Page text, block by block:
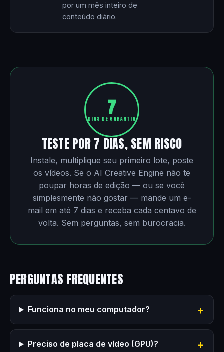
por um mês inteiro de
conteúdo diário.
7
DIAS DE GARANTIA
TESTE POR 7 DIAS, SEM RISCO
Instale, multiplique seu primeiro lote, poste
os vídeos. Se o AI Creative Engine não te
poupar horas de edição — ou se você
simplesmente não gostar — mande um e-
mail em até 7 dias e receba cada centavo de
volta. Sem perguntas, sem burocracia.
PERGUNTAS FREQUENTES
Funciona no meu computador?
Preciso de placa de vídeo (GPU)?